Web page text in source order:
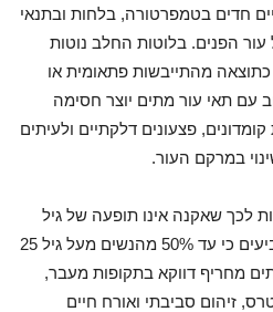
חדים בטמפרטורה, בלחות ובתנאי
הפנים. בלוטות החלב נוטות
מהתייבשות פתאומית או
עם תאי עור מתים יוצר חסימה
קומדונים, פצעונים דלקתיים ולעיתים
במרקם העור.
לכך שאקנה אינו תופעה של גיל
ההתבגרות בלבד. מחקרים מצביעים כי עד 50% מהנשים מעל גיל 25
מחריף דווקא בתקופות מעבר,
זיהום סביבתי ואורח חיים